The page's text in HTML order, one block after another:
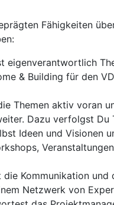
Fä­hig­kei­ten
ei­gen­ver­ant­wort­lich
& Buil­ding für den
The­men ak­tiv vo­ran
Da­zu ver­folgst Du
I­de­en und Vi­sio­nen
die Kom­mu­ni­ka­ti­on und
Netz­werk von